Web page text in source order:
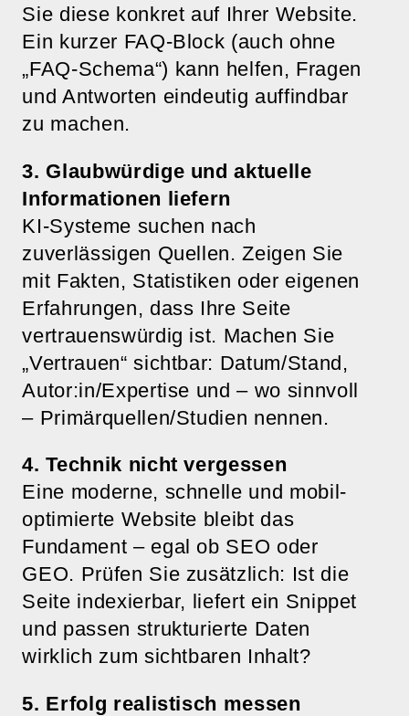
Sie diese konkret auf Ihrer Website.
Ein kurzer FAQ-Block (auch ohne
„FAQ-Schema“) kann helfen, Fragen
und Antworten eindeutig auffindbar
zu machen.
3. Glaubwürdige und aktuelle
Informationen liefern
KI-Systeme suchen nach
zuverlässigen Quellen. Zeigen Sie
mit Fakten, Statistiken oder eigenen
Erfahrungen, dass Ihre Seite
vertrauenswürdig ist. Machen Sie
„Vertrauen“ sichtbar: Datum/Stand,
Autor:in/Expertise und – wo sinnvoll
– Primärquellen/Studien nennen.
4. Technik nicht vergessen
Eine moderne, schnelle und mobil-
optimierte Website bleibt das
Fundament – egal ob SEO oder
GEO. Prüfen Sie zusätzlich: Ist die
Seite indexierbar, liefert ein Snippet
und passen strukturierte Daten
wirklich zum sichtbaren Inhalt?
5. Erfolg realistisch messen